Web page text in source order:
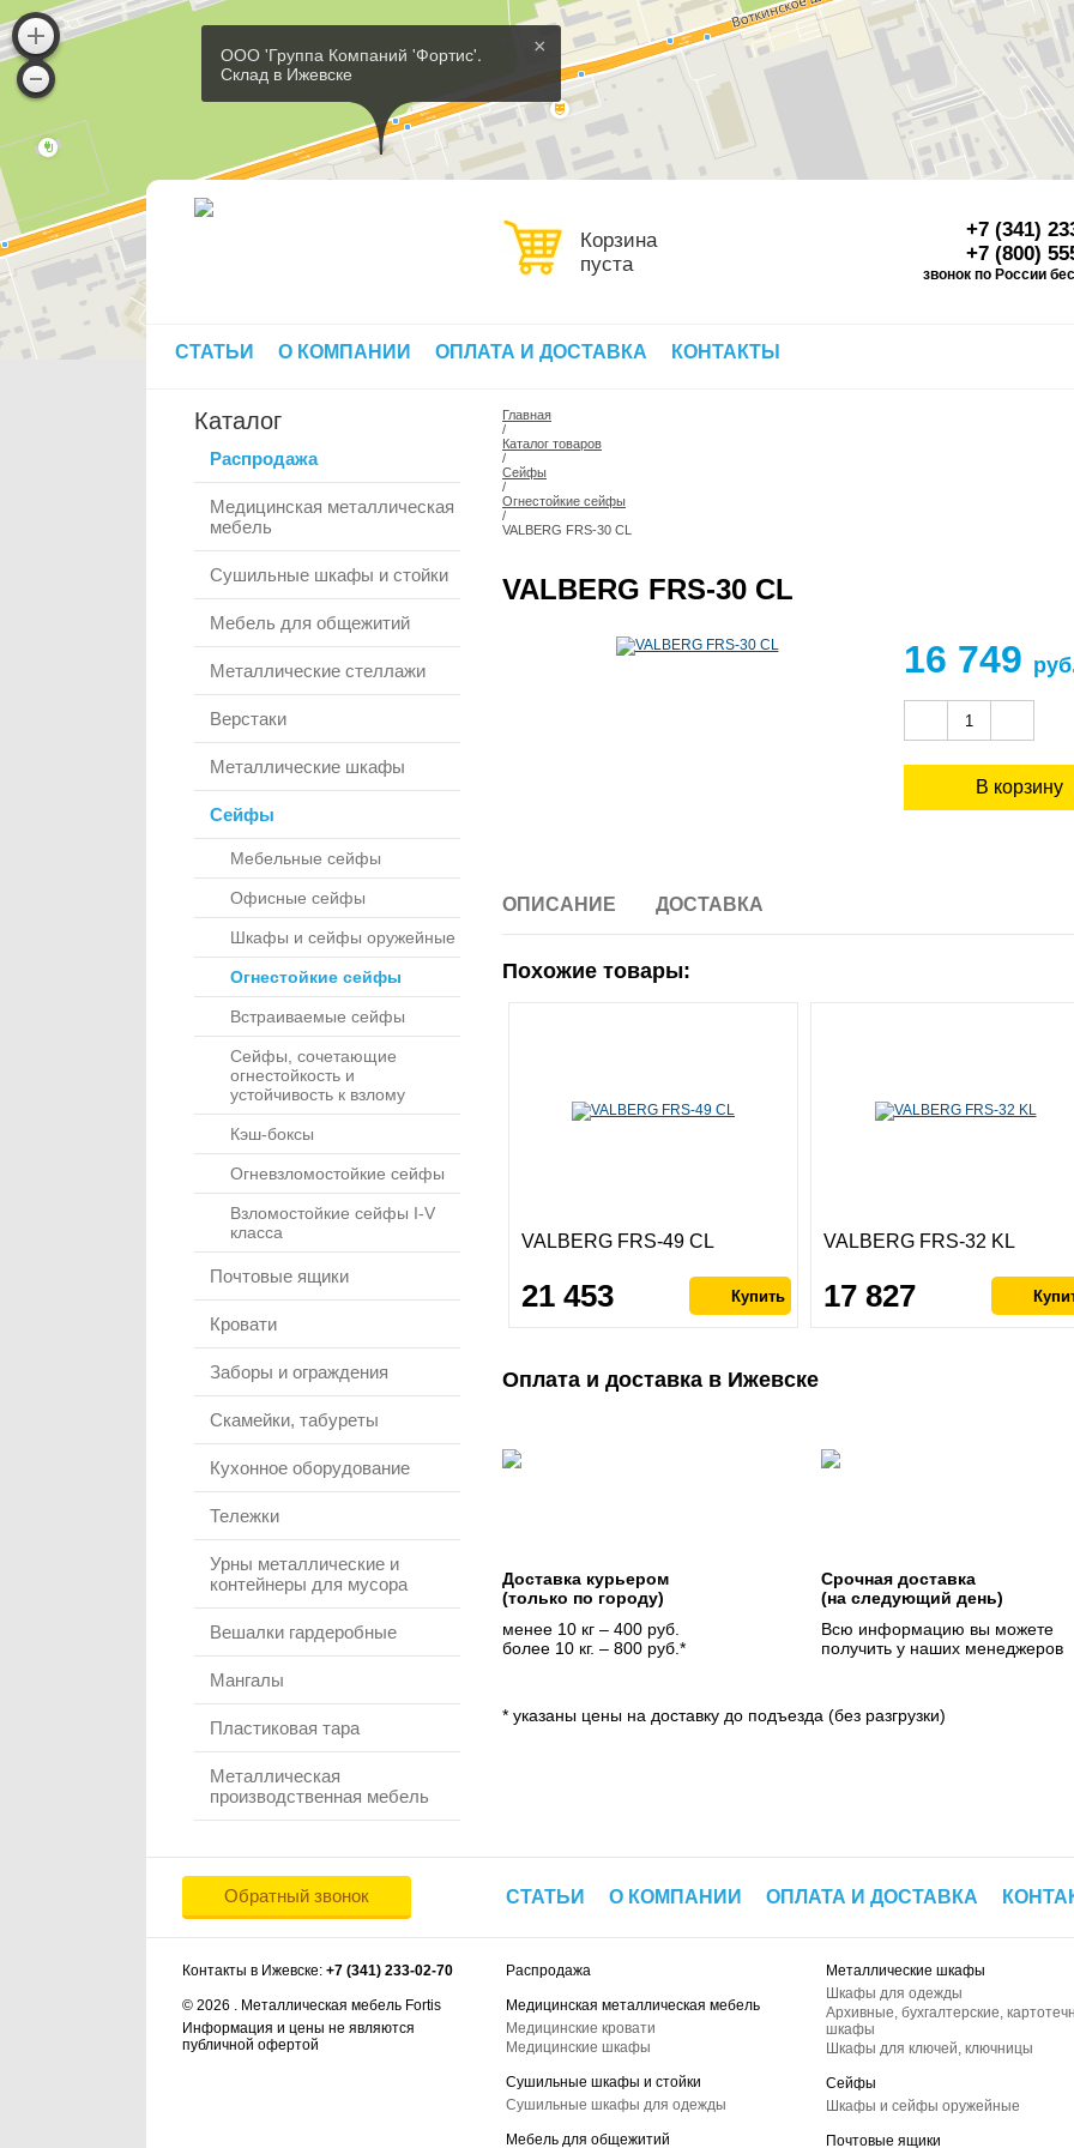
×
ООО 'Группа Компаний 'Фортис'.
Склад в Ижевске
Корзина
пуста
+7 (341)
+7 (800)
звонок по России
СТАТЬИ О КОМПАНИИ ОПЛАТА И ДОСТАВКА КОНТАКТЫ
Каталог
Распродажа
Медицинская металлическая
мебель
Сушильные шкафы и стойки
Мебель для общежитий
Металлические стеллажи
Верстаки
Металлические шкафы
Сейфы
Мебельные сейфы
Офисные сейфы
Шкафы и сейфы оружейные
Огнестойкие сейфы
Встраиваемые сейфы
Сейфы, сочетающие
огнестойкость и
устойчивость к взлому
Кэш-боксы
Огневзломостойкие сейфы
Взломостойкие сейфы I-V
класса
Почтовые ящики
Кровати
Заборы и ограждения
Скамейки, табуреты
Кухонное оборудование
Тележки
Урны металлические и
контейнеры для мусора
Вешалки гардеробные
Мангалы
Пластиковая тара
Металлическая
производственная мебель
Главная
/
Каталог товаров
/
Сейфы
/
Огнестойкие сейфы
/
VALBERG FRS-30 CL
VALBERG FRS-30 CL
16 749
ОПИСАНИЕ ДОСТАВКА
Похожие товары:
VALBERG FRS-49 CL
21 453
VALBERG FRS-32 KL
17 827
Оплата и доставка в Ижевске
Доставка курьером
(только по городу)
менее 10 кг – 400 руб.
более 10 кг. – 800 руб.*
Срочная доставка
(на следующий день)
Всю информацию вы можете
получить у наших менеджеров
* указаны цены на доставку до подъезда (без разгрузки)
Обратный звонок СТАТЬИ О КОМПАНИИ ОПЛАТА И ДОСТАВКА
Контакты в Ижевске: +7 (341) 233-02-70
© 2026 . Металлическая мебель Fortis
Информация и цены не являются
публичной офертой
Распродажа
Медицинская металлическая мебель
Медицинские кровати
Медицинские шкафы
Сушильные шкафы и стойки
Сушильные шкафы для одежды
Мебель для общежитий
Металлические шкафы
Шкафы для одежды
Архивные, бухгалтерские,
шкафы
Шкафы для ключей, ключницы
Сейфы
Шкафы и сейфы оружейные
Почтовые ящики